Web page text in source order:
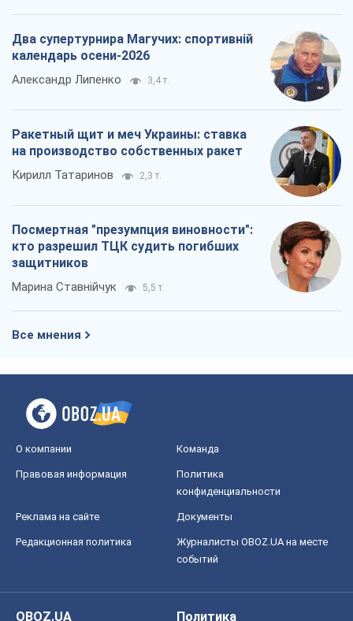
Два супертурнира Магучих: спортивній
календарь осени-2026
Александр Липенко 3,4 т.
Ракетный щит и меч Украины: ставка
на производство собственных ракет
Кирилл Татаринов 2,3 т.
Посмертная "презумпция виновности":
кто разрешил ТЦК судить погибших
защитников
Марина Ставнійчук 5,5 т.
Все мнения
О компании Команда
Правовая информация
Политика
конфиденциальности
Реклама на сайте Документы
Редакционная политика
Журналисты OBOZ.UA на месте
событий
OBOZ.UA
Политика